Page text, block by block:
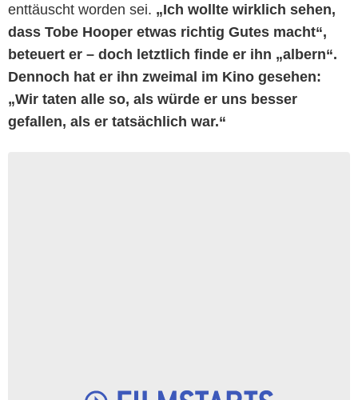
enttäuscht worden sei. „Ich wollte wirklich sehen,
dass Tobe Hooper etwas richtig Gutes macht“,
beteuert er – doch letztlich finde er ihn „albern“.
Dennoch hat er ihn zweimal im Kino gesehen:
„Wir taten alle so, als würde er uns besser
gefallen, als er tatsächlich war.“